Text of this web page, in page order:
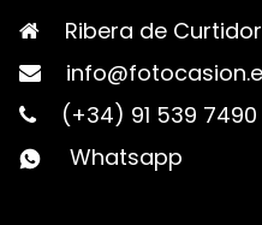
Ribera de
(+34) 91 539 7490
Whatsapp